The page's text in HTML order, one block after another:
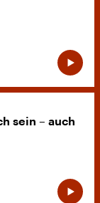
sein – auch